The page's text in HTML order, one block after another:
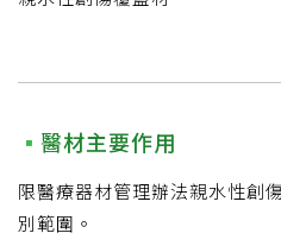
醫材主要作用
限醫療器材管理辦法親水性創
別範圍。